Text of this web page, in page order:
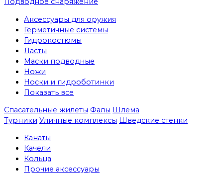
Аксессуары для оружия
Герметичные системы
Гидрокостюмы
Ласты
Маски подводные
Ножи
Носки и гидроботинки
Показать все
Спасательные жилеты Фалы Шлема
Турники Уличные комплексы Шведские стенки
Канаты
Качели
Кольца
Прочие аксессуары